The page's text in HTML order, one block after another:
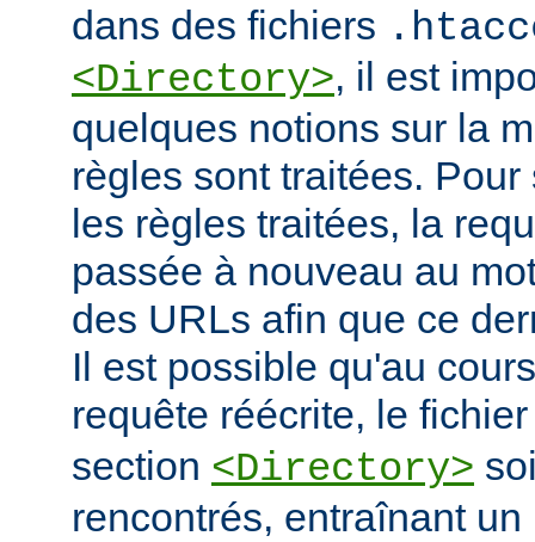
dans des fichiers
<Directory>, il est
quelques notions sur la
règles sont traitées.
les règles traitées, la
passée à nouveau au
des URLs afin que ce
Il est possible qu'au
requête réécrite, le
section <Directory>
rencontrés, entraînant